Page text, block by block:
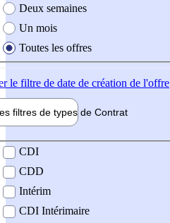
Deux semaines
Un mois
Toutes les offres
le filtre de date de création de l'offre
filtres de types de Contrat
contrat
CDI
CDD
Intérim
CDI Intérimaire